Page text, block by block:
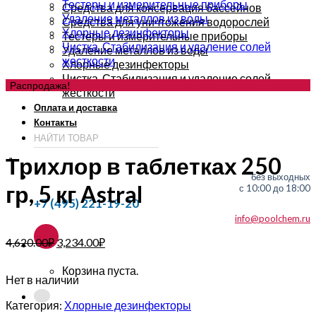
Средства для консервация бассейнов
Средства для уничтожения водорослей
Тестеры и измерительные приборы
Удаление металлов из воды
Хлорные дезинфекторы
Чистка. Стабилизация и удаление солей
жесткости
Оплата и доставка
Контакты
без выходных
с 10:00 до 18:00
+7 (495) 221-19-20
info@poolchem.ru
Корзина пуста.
Тестеры и измерительные приборы
Удаление металлов из воды
Хлорные дезинфекторы
Чистка. Стабилизация и удаление солей
жесткости
Распродажа!
Трихлор в таблетках 250
гр, 5 кг Astral
4,620.00₽3,234.00₽
Нет в наличии
Категория: Хлорные дезинфекторы